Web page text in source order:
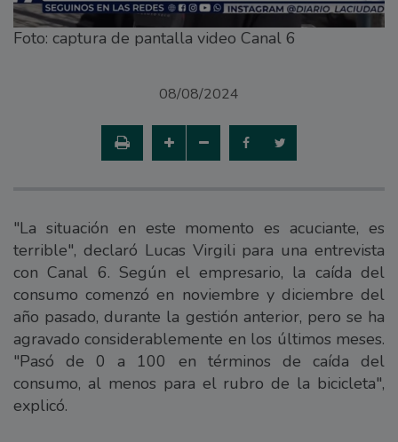
Foto: captura de pantalla video Canal 6
08/08/2024
"La situación en este momento es acuciante, es
terrible", declaró Lucas Virgili para una entrevista
con Canal 6. Según el empresario, la caída del
consumo comenzó en noviembre y diciembre del
año pasado, durante la gestión anterior, pero se ha
agravado considerablemente en los últimos meses.
"Pasó de 0 a 100 en términos de caída del
consumo, al menos para el rubro de la bicicleta",
explicó.